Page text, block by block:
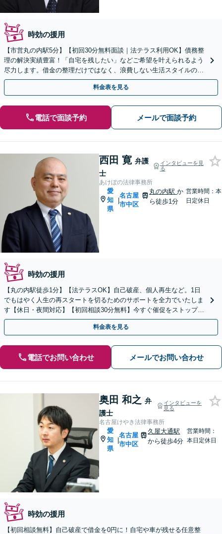
時効の援用
【市営丸の内駅5分】【初回30分無料面談｜法テラス利用OK】債務整
理の解決実績豊富！「自宅を残したい」などご希望を叶えられるよう
尽力します。借金の整理だけではなく、浪費しない生活スタイルの提
案可。今度こそやり直したい方はぜひご相談ください。
料金表を見る
電話で面談予約 メールで面談予約
西田 寛 弁護
士
インタビューを見
る
あけぼの法律事務所
愛
知
県
|
名古屋
市中区
丸の内駅か
ら徒歩1分
営業時間：本
日定休日
時効の援用
【丸の内駅徒歩1分】【法テラスOK】自己破産、個人再生など。1日
でもはやく人生の再スタートを切るためのサポートを全力でいたしま
す【休日・夜間対応】【初回相談30分無料】今すぐ催促をストップし
ます！お気軽にご相談ください。
料金表を見る
電話でお問い合わせ メールでお問い合わせ
奥田 和之 弁
護士
インタビューを
見る
名古屋けやき法律事務所
愛
知
県
|
名古屋
市中区
久屋大通駅
から徒歩4分
営業時間：
本日定休日
時効の援用
【初回相談無料】自己破産で借金を0円に！自宅や車が残せる任意整